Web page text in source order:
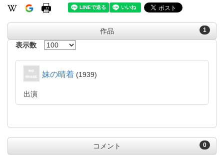
1
作品
表示数
妹の晴着 1939
出演
0
コメント